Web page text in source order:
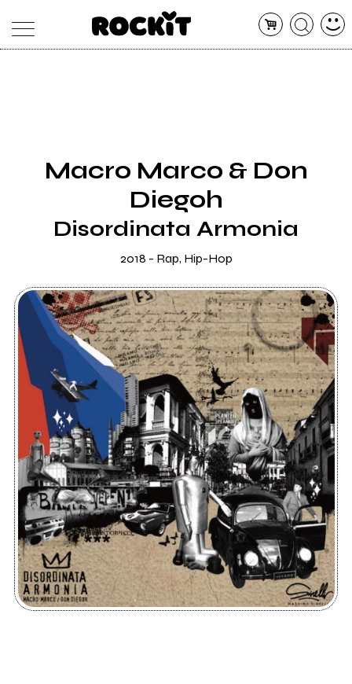
SHOP
Macro Marco & Don
Diegoh
Disordinata Armonia
2018 - Rap, Hip-Hop